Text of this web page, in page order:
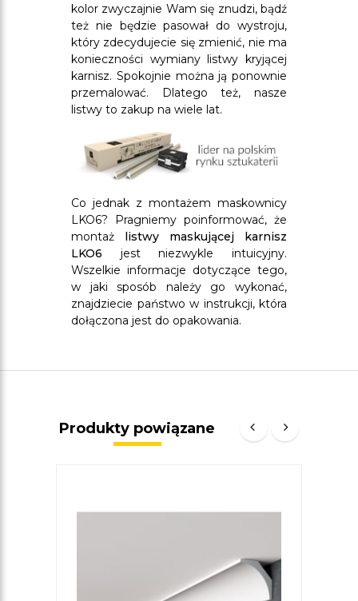
kolor zwyczajnie Wam się znudzi, bądź
też nie będzie pasował do wystroju,
który zdecydujecie się zmienić, nie ma
konieczności wymiany listwy kryjącej
karnisz. Spokojnie można ją ponownie
przemalować. Dlatego też, nasze
listwy to zakup na wiele lat.
Co jednak z montażem maskownicy
LKO6? Pragniemy poinformować, że
montaż listwy maskującej karnisz
LKO6 jest niezwykle intuicyjny.
Wszelkie informacje dotyczące tego,
w jaki sposób należy go wykonać,
znajdziecie państwo w instrukcji, która
dołączona jest do opakowania.
Produkty powiązane